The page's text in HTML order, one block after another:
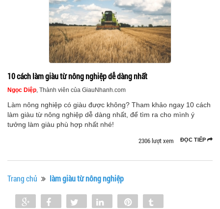
10 cách làm giàu từ nông nghiệp dễ dàng nhất
Ngọc Diệp, Thành viên của GiauNhanh.com
Làm nông nghiệp có giàu được không? Tham khảo ngay 10 cách
làm giàu từ nông nghiệp dễ dàng nhất, để tìm ra cho mình ý
tưởng làm giàu phù hợp nhất nhé!
ĐỌC TIẾP
2306 lượt xem
Trang chủ làm giàu từ nông nghiệp
Share Share Tweet Share